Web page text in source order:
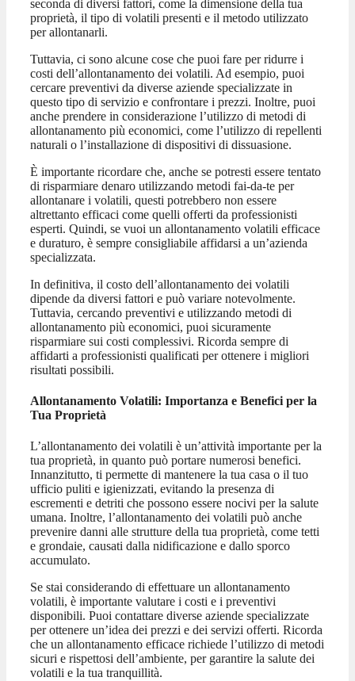
seconda di diversi fattori, come la dimensione della tua
proprietà, il tipo di volatili presenti e il metodo utilizzato
per allontanarli.
Tuttavia, ci sono alcune cose che puoi fare per ridurre i
costi dell’allontanamento dei volatili. Ad esempio, puoi
cercare preventivi da diverse aziende specializzate in
questo tipo di servizio e confrontare i prezzi. Inoltre, puoi
anche prendere in considerazione l’utilizzo di metodi di
allontanamento più economici, come l’utilizzo di repellenti
naturali o l’installazione di dispositivi di dissuasione.
È importante ricordare che, anche se potresti essere tentato
di risparmiare denaro utilizzando metodi fai-da-te per
allontanare i volatili, questi potrebbero non essere
altrettanto efficaci come quelli offerti da professionisti
esperti. Quindi, se vuoi un allontanamento volatili efficace
e duraturo, è sempre consigliabile affidarsi a un’azienda
specializzata.
In definitiva, il costo dell’allontanamento dei volatili
dipende da diversi fattori e può variare notevolmente.
Tuttavia, cercando preventivi e utilizzando metodi di
allontanamento più economici, puoi sicuramente
risparmiare sui costi complessivi. Ricorda sempre di
affidarti a professionisti qualificati per ottenere i migliori
risultati possibili.
Allontanamento Volatili: Importanza e Benefici per la
Tua Proprietà
L’allontanamento dei volatili è un’attività importante per la
tua proprietà, in quanto può portare numerosi benefici.
Innanzitutto, ti permette di mantenere la tua casa o il tuo
ufficio puliti e igienizzati, evitando la presenza di
escrementi e detriti che possono essere nocivi per la salute
umana. Inoltre, l’allontanamento dei volatili può anche
prevenire danni alle strutture della tua proprietà, come tetti
e grondaie, causati dalla nidificazione e dallo sporco
accumulato.
Se stai considerando di effettuare un allontanamento
volatili, è importante valutare i costi e i preventivi
disponibili. Puoi contattare diverse aziende specializzate
per ottenere un’idea dei prezzi e dei servizi offerti. Ricorda
che un allontanamento efficace richiede l’utilizzo di metodi
sicuri e rispettosi dell’ambiente, per garantire la salute dei
volatili e la tua tranquillità.